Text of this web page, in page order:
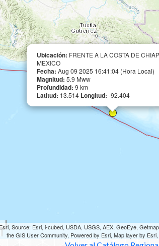
Ubicación: FRENTE A LA COSTA DE
MEXICO
Fecha: Aug 09 2025 16:41:04 (Hora Local)
Magnitud: 5.9 Mww
Profundidad: 9 km
Latitud: 13.514 Longitud: -92.404
Source: Esri, i-cubed, USDA, USGS, AEX, GeoEye,
the GIS User Community, Powered by Esri, Map layer by